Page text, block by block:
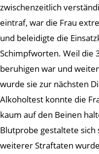
zwischenzeitlich
eintraf, war die Frau
und beleidigte die
Schimpfworten. Weil die
beruhigen war und
wurde sie zur nächsten
Alkoholtest konnte die
kaum auf den Beinen
Blutprobe gestaltete
weiterer Straftaten